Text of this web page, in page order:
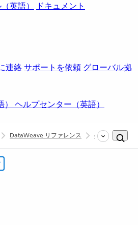
英語）
ドキュメント
連絡サポートを依頼 グローバル拠
ヘルプセンター（英語）
DataWeave リファレンス